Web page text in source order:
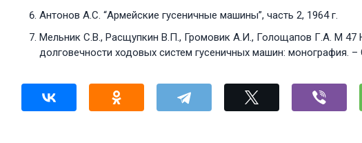
Антонов А.С. “Армейские гусеничные машины”, часть 2, 1964 г.
Мельник С.В., Расщупкин В.П., Громовик А.И., Голощапов Г.А. М 47
долговечности ходовых систем гусеничных машин: монография.